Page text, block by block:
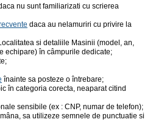
nu sunt familiarizati cu scrierea
daca au nelamuriri cu privire la
si detaliile Masinii (model, an,
echipare) în câmpurile dedicate;
înainte sa posteze o întrebare;
în categoria corecta, neaparat citind
sensibile (ex : CNP, numar de telefon);
sa utilizeze semnele de punctuatie si